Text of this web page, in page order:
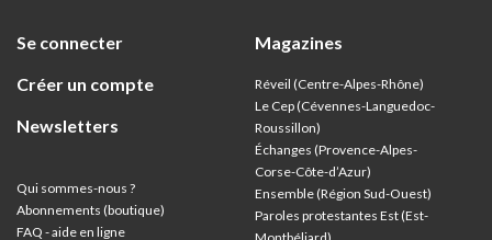
Se connecter
Créer un compte
Newsletters
Qui sommes-nous ?
Abonnements (boutique)
FAQ - aide en ligne
Magazines
Réveil (Centre-Alpes-Rhône)
Le Cep (Cévennes-Languedoc-
Roussillon)
Échanges (Provence-Alpes-
Corse-Côte-d’Azur)
Ensemble (Région Sud-Ouest)
Paroles protestantes Est (Est-